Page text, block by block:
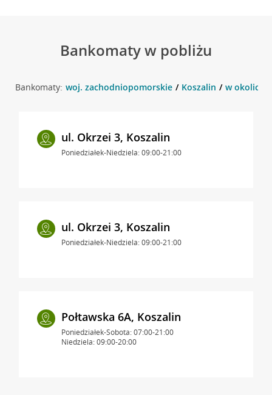
Bankomaty w pobliżu
Bankomaty: woj. zachodniopomorskie Koszalin w okolicy
ul. Okrzei 3, Koszalin
Poniedziałek-Niedziela: 09:00-21:00
ul. Okrzei 3, Koszalin
Poniedziałek-Niedziela: 09:00-21:00
Połtawska 6A, Koszalin
Poniedziałek-Sobota: 07:00-21:00
Niedziela: 09:00-20:00